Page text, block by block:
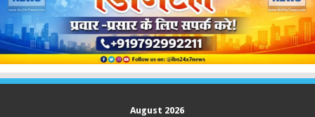
August 2026